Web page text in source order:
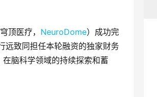
顶医疗， NeuroDome）成功完
远致同担任本轮融资的独家财务
脑科学领域的持续探索和蓄